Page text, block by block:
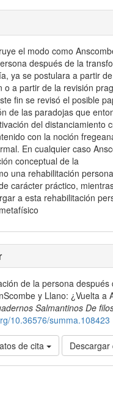
el modo como
después de la
ya se postulara a partir
o a partir de la revisión
fin se revisó el posible
de las paradojas que
del distanciamiento
con la noción
En cualquier caso
conceptual de la
una rehabilitación
carácter práctico,
a esta rehabilitación
de la persona
y Llano: ¿Vuelta a
Salmantinos De
10.36576/summa.108423
de cita